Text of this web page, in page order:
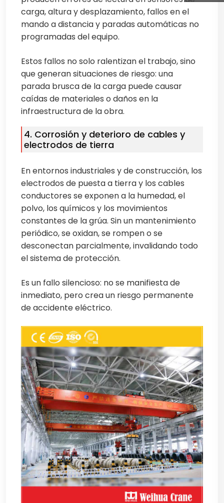
carga, altura y desplazamiento, fallos en el
mando a distancia y paradas automáticas no
programadas del equipo.
Estos fallos no solo ralentizan el trabajo, sino
que generan situaciones de riesgo: una
parada brusca de la carga puede causar
caídas de materiales o daños en la
infraestructura de la obra.
4. Corrosión y deterioro de cables y
electrodos de tierra
En entornos industriales y de construcción, los
electrodos de puesta a tierra y los cables
conductores se exponen a la humedad, el
polvo, los químicos y los movimientos
constantes de la grúa. Sin un mantenimiento
periódico, se oxidan, se rompen o se
desconectan parcialmente, invalidando todo
el sistema de protección.
Es un fallo silencioso: no se manifiesta de
inmediato, pero crea un riesgo permanente
de accidente eléctrico.